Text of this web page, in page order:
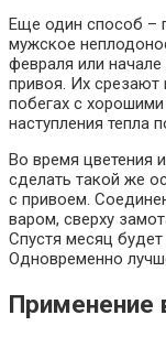
Еще один способ –
мужское
февраля или
привоя. Их
побегах с
наступления тепла
Во время цветения
сделать такой же
с привоем.
варом, сверху
Спустя месяц
Одновременно
Применение